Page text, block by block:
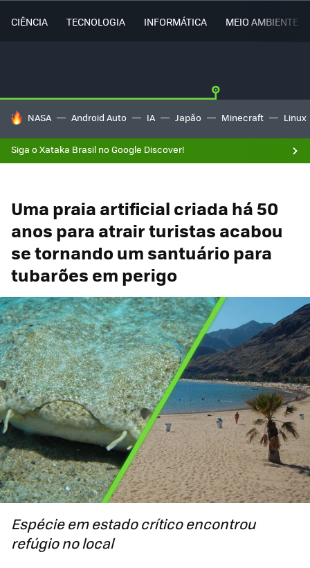
CIÊNCIA TECNOLOGIA INFORMÁTICA MEIO AMBIENTE
TENDÊNCIAS DO DIA
NASA Android Auto IA Japão Minecraft Linux
Siga o Xataka Brasil no Google Discover!
Uma praia artificial criada há 50
anos para atrair turistas acabou
se tornando um santuário para
tubarões em perigo
Espécie em estado crítico encontrou
refúgio no local